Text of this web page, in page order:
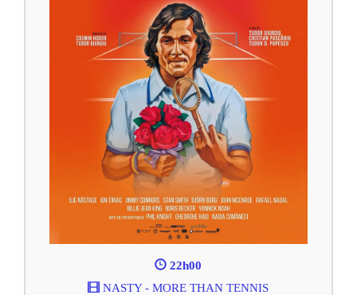
22h00
NASTY - MORE THAN TENNIS